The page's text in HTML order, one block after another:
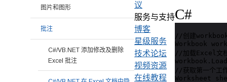
C#
//创建
Workbook
//加载Excel文
//获取第一个工
Worksheet
图片和图形
批注
C#/VB.NET 添加修改及删除
Excel 批注
议
服务与支持
博客
星级服务
技术论坛
视频资源
在线教程